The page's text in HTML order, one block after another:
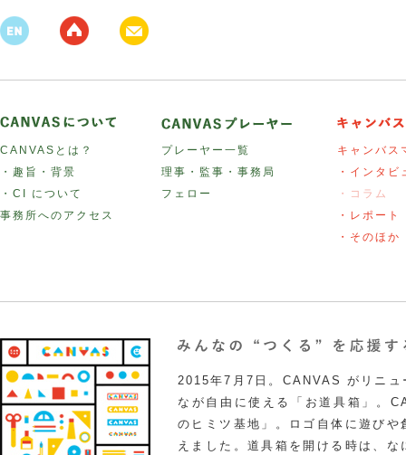
CANVASとは？
・趣旨・背景
・CI について
事務所へのアクセス
プレーヤー一覧
理事・監事・事務局
フェロー
キャンバス
・インタビ
・コラム
・レポート
・そのほか
2015年7月7日。CANVAS がリニュ
なが自由に使える「お道具箱」。
のヒミツ基地」。ロゴ自体に遊び
えました。道具箱を開ける時は、